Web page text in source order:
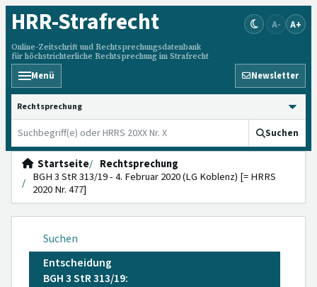
HRR-Strafrecht
Online-Zeitschrift und Rechtsprechungsdatenbank
für höchstrichterliche Rechtsprechung im Strafrecht
A- A+
Menü Newsletter
HRRS durchsuchen
Suchen
Startseite
Rechtsprechung
BGH 3 StR 313/19 - 4. Februar 2020 (LG Koblenz) [= HRRS
2020 Nr. 477]
Suchen
Entscheidung
BGH 3 StR 313/19: